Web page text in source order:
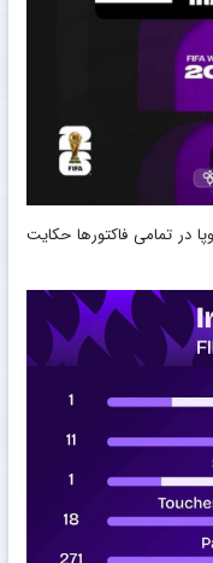
در تمامی فاکتورها حکایت